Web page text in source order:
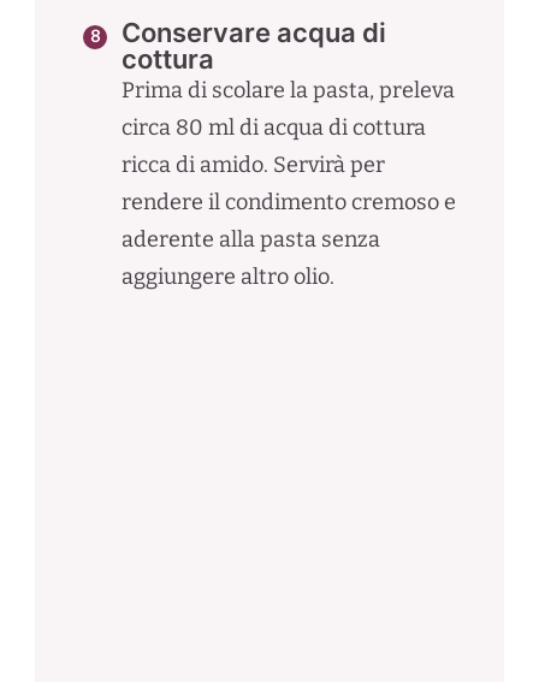
Conservare acqua di
cottura
Prima di scolare la pasta, preleva
circa 80 ml di acqua di cottura
ricca di amido. Servirà per
rendere il condimento cremoso e
aderente alla pasta senza
aggiungere altro olio.